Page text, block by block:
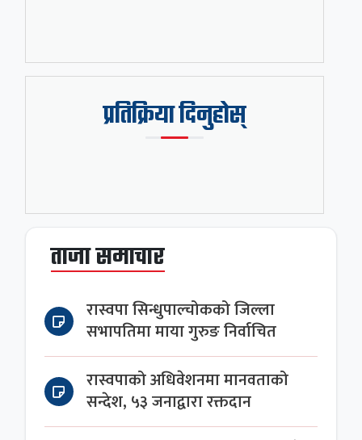
प्रतिक्रिया दिनुहोस्
ताजा समाचार
रास्वपा सिन्धुपाल्चोकको जिल्ला
सभापतिमा माया गुरुङ निर्वाचित
रास्वपाको अधिवेशनमा मानवताको
सन्देश, ५३ जनाद्वारा रक्तदान